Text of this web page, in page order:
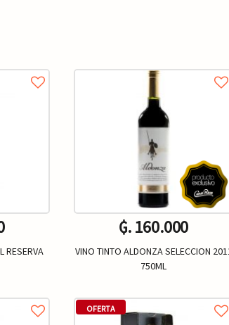
RESERVA
₲. 160.000
VINO TINTO ALDONZA SELECCION
750ML
OFERTA